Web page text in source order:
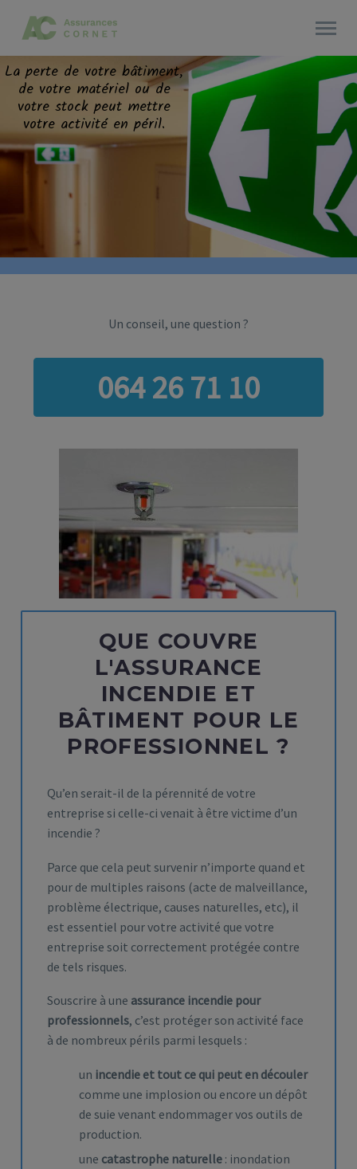
La perte de votre bâtiment,
de votre matériel ou de
votre stock peut mettre
votre activité en péril.
Un conseil, une question ?
064 26 71 10
QUE COUVRE
L'ASSURANCE
INCENDIE ET
BÂTIMENT POUR LE
PROFESSIONNEL ?
Qu’en serait-il de la pérennité de votre
entreprise si celle-ci venait à être victime d’un
incendie ?
Parce que cela peut survenir n’importe quand et
pour de multiples raisons (acte de malveillance,
problème électrique, causes naturelles, etc), il
est essentiel pour votre activité que votre
entreprise soit correctement protégée contre
de tels risques.
Souscrire à une assurance incendie pour
professionnels, c’est protéger son activité face
à de nombreux périls parmi lesquels :
un incendie et tout ce qui peut en découler
comme une implosion ou encore un dépôt
de suie venant endommager vos outils de
production.
une catastrophe naturelle : inondation